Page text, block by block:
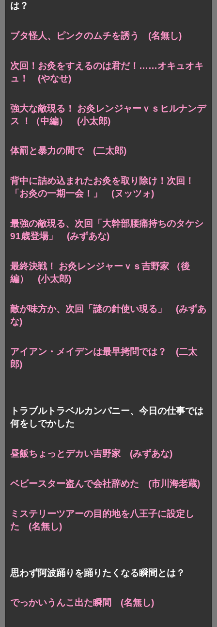
は？
ブタ怪人、ピンクのムチを誘う (名無し)
次回！お灸をすえるのは君だ！……オキュオキ
ュ！ (やなせ)
強大な敵現る！ お灸レンジャーｖｓヒルナンデ
ス ！（中編） (小太郎)
体罰と暴力の間で (二太郎)
背中に詰め込まれたお灸を取り除け！次回！
「お灸の一期一会！」 (ヌッツォ)
最強の敵現る、次回「大幹部腰痛持ちのタケシ
91歳登場」 (みずあな)
最終決戦！ お灸レンジャーｖｓ吉野家 （後
編） (小太郎)
敵が味方か、次回「謎の針使い現る」 (みずあ
な)
アイアン・メイデンは最早拷問では？ (二太
郎)
トラブルトラベルカンパニー、今日の仕事では
何をしでかした
昼飯ちょっとデカい吉野家 (みずあな)
ベビースター盗んで会社辞めた (市川海老蔵)
ミステリーツアーの目的地を八王子に設定し
た (名無し)
思わず阿波踊りを踊りたくなる瞬間とは？
でっかいうんこ出た瞬間 (名無し)